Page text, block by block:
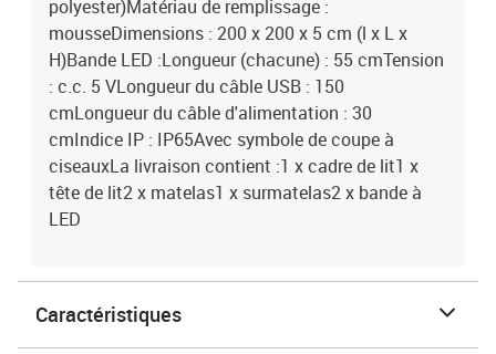
polyester)Matériau de remplissage :
mousseDimensions : 200 x 200 x 5 cm (l x L x
H)Bande LED :Longueur (chacune) : 55 cmTension
: c.c. 5 VLongueur du câble USB : 150
cmLongueur du câble d'alimentation : 30
cmIndice IP : IP65Avec symbole de coupe à
ciseauxLa livraison contient :1 x cadre de lit1 x
tête de lit2 x matelas1 x surmatelas2 x bande à
LED
Caractéristiques